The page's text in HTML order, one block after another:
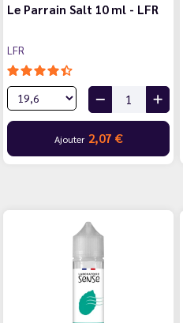
Le Parrain Salt 10 ml - LFR
LFR
Ajouter 2,07 €